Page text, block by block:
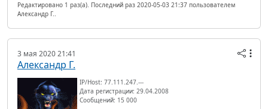
Редактировано 1 раз(а). Последний раз 2020-05-03 21:37 пользователем
Александр Г..
3 мая 2020 21:41
Александр Г.
IP/Host: 77.111.247.---
Дата регистрации: 29.04.2008
Сообщений: 15 000